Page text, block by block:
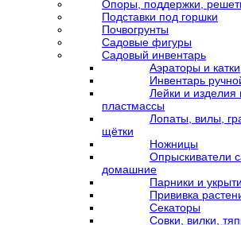
Опоры, поддержки,
Подставки под горшки
Почвогрунты
Садовые фигуры
Садовый инвентарь
Аэраторы и катки
Инвентарь
Лейки и изделия
пластмассы
Лопаты, вилы,
щётки
Ножницы
Опрыскиватели
домашние
Парники и
Прививка
Секаторы
Совки, вилки,